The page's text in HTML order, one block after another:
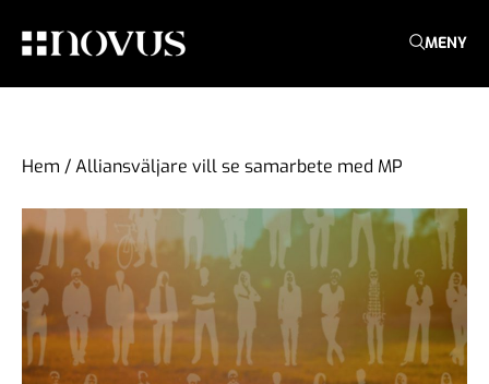
MENY
Hem /Alliansväljare vill se samarbete med MP